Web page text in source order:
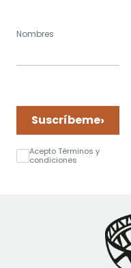
Nombres
Suscríbeme›
Acepto Términos y
condiciones